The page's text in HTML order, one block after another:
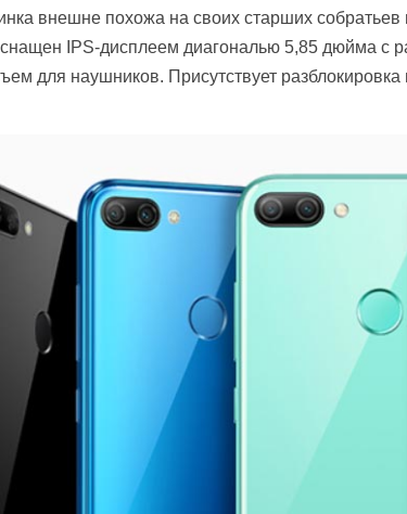
внешне похожа на своих старших
IPS-дисплеем диагональю 5,85 дюйма с
для наушников. Присутствует